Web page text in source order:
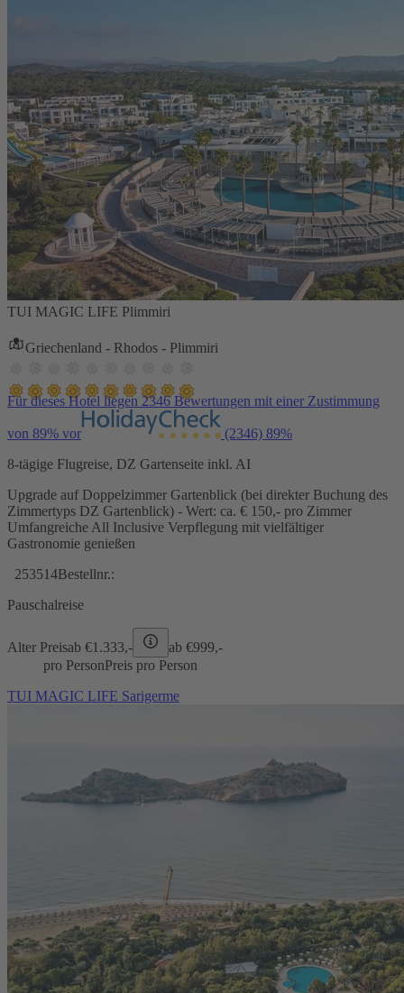
TUI MAGIC LIFE Plimmiri
Griechenland - Rhodos - Plimmiri
Für dieses Hotel liegen 2346 Bewertungen mit einer Zustimmung
von 89% vor (2346) 89%
8-tägige Flugreise, DZ Gartenseite inkl. AI
Upgrade auf Doppelzimmer Gartenblick (bei direkter Buchung des
Zimmertyps DZ Gartenblick) - Wert: ca. € 150,- pro Zimmer
Umfangreiche All Inclusive Verpflegung mit vielfältiger
Gastronomie genießen
253514Bestellnr.:
Pauschalreise
Alter Preisab €1.333,- ab €999,-
pro PersonPreis pro Person
TUI MAGIC LIFE Sarigerme